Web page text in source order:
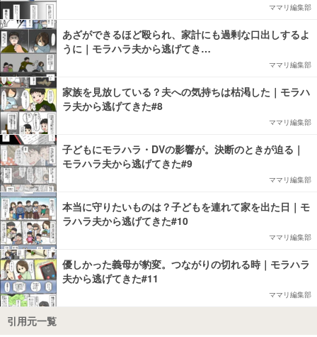
ママリ編集部
あざができるほど殴られ、家計にも過剰な口出しするよ
うに｜モラハラ夫から逃げてき…
ママリ編集部
家族を見放している？夫への気持ちは枯渇した｜モラハ
ラ夫から逃げてきた#8
ママリ編集部
子どもにモラハラ・DVの影響が。決断のときが迫る｜
モラハラ夫から逃げてきた#9
ママリ編集部
本当に守りたいものは？子どもを連れて家を出た日｜モ
ラハラ夫から逃げてきた#10
ママリ編集部
優しかった義母が豹変。つながりの切れる時｜モラハラ
夫から逃げてきた#11
ママリ編集部
引用元一覧